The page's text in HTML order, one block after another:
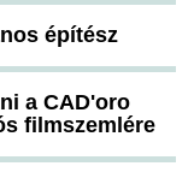
építész
a CAD'oro
filmszemlére